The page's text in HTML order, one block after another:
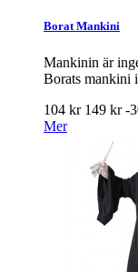
Borat Mankini
Mankinin är
Borats mankini
104 kr 149 kr-
Mer